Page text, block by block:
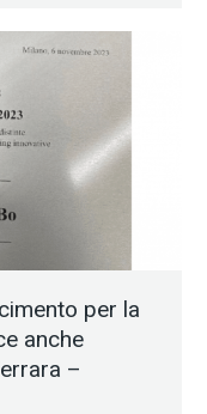
per la
anche
–